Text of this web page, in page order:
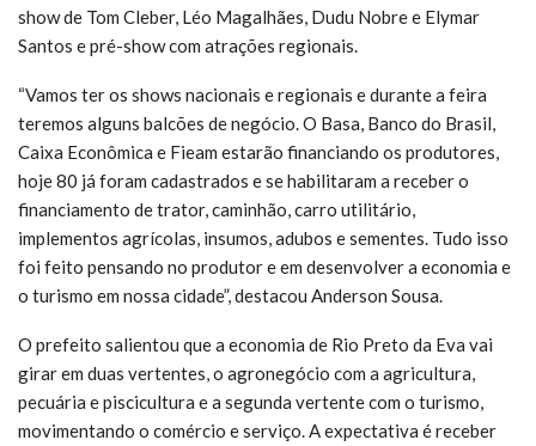
show de Tom Cleber, Léo Magalhães, Dudu Nobre e Elymar
Santos e pré-show com atrações regionais.
“Vamos ter os shows nacionais e regionais e durante a feira
teremos alguns balcões de negócio. O Basa, Banco do Brasil,
Caixa Econômica e Fieam estarão financiando os produtores,
hoje 80 já foram cadastrados e se habilitaram a receber o
financiamento de trator, caminhão, carro utilitário,
implementos agrícolas, insumos, adubos e sementes. Tudo isso
foi feito pensando no produtor e em desenvolver a economia e
o turismo em nossa cidade”, destacou Anderson Sousa.
O prefeito salientou que a economia de Rio Preto da Eva vai
girar em duas vertentes, o agronegócio com a agricultura,
pecuária e piscicultura e a segunda vertente com o turismo,
movimentando o comércio e serviço. A expectativa é receber